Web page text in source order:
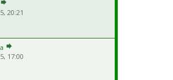
20:21
17:00